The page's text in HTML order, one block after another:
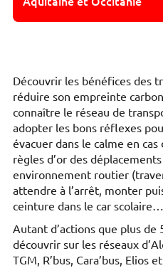
Découvrir les bénéfices des
réduire son empreinte
connaître le réseau de
adopter les bons réflexes
évacuer dans le calme en
règles d’or des
environnement routier
attendre à l’arrêt, monter
ceinture dans le car
Autant d’actions que plus de
découvrir sur les réseaux
TGM, R’bus, Cara’bus, Elios